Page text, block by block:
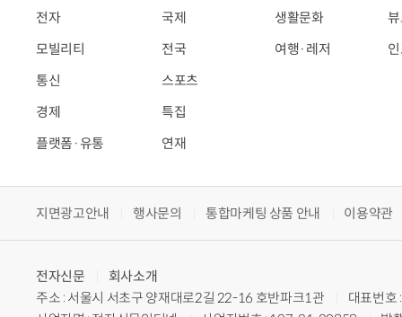
전자
모빌리티
통신
경제
플랫폼·유통
국제
전국
스포츠
특집
연재
생활문화
여행·레저
지면광고안내 행사문의 통합마케팅 상품 안내 이용약관
전자신문
회사소개
주소 : 서울시 서초구 양재대로2길 22-16 호반파크1관
대표번